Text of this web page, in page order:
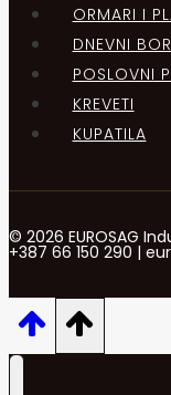
ORMARI I
DNEVNI
POSLOVNI
KREVETI
KUPATILA
© 2026 EUROSAG
+387 66 150 290 |